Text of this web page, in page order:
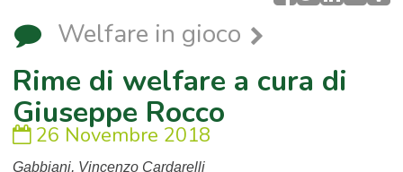
Welfare in gioco
Rime di welfare a cura di
Giuseppe Rocco
26 Novembre 2018
Gabbiani, Vincenzo Cardarelli